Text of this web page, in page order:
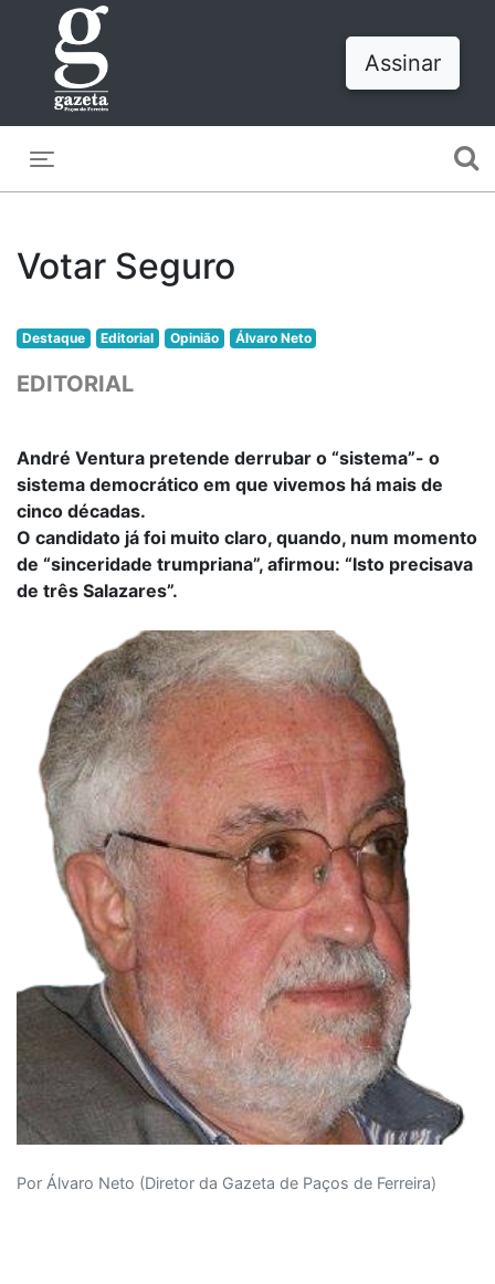
Assinar
Votar Seguro
Destaque Editorial Opinião Álvaro Neto
EDITORIAL
André Ventura pretende derrubar o “sistema”- o
sistema democrático em que vivemos há mais de
cinco décadas.
O candidato já foi muito claro, quando, num momento
de “sinceridade trumpriana”, afirmou: “Isto precisava
de três Salazares”.
Por Álvaro Neto (Diretor da Gazeta de Paços de Ferreira)